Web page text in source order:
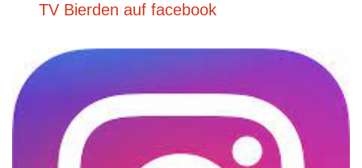
TV Bierden auf facebook